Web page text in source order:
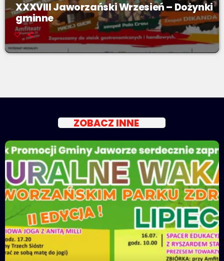
XXXVIII Jaworzański Wrzesień – Dożynki
gminne
ZOBACZ INNE